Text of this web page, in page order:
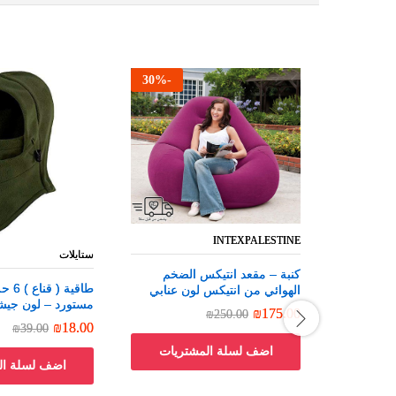
-
30%
INTEXPALESTINE
كنبة – مقعد انتيكس الضخم
الهوائي من انتيكس لون عنابي
₪175.00
₪250.00
INTEXPALESTINE
كنبة – مقعد انتيكس الضخم
الهوائي من انتيكس لون عنابي
₪175.00
₪250.00
اضف لسلة المشتريات
ستايلات
مستورد – لون
₪18.00
₪39.00
ستايلات
مستورد – لون
₪18.00
₪39.00
اضف لسلة